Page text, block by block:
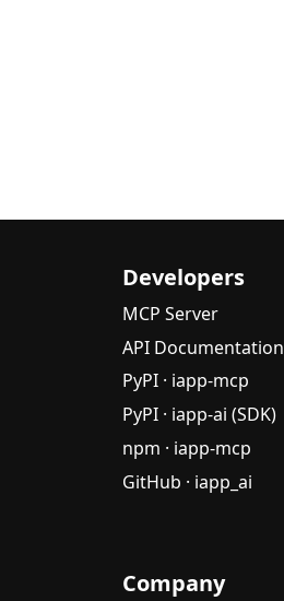
Developers
MCP Server
API Documentation
PyPI · iapp-mcp
PyPI · iapp-ai (SDK)
npm · iapp-mcp
GitHub · iapp_ai
Company